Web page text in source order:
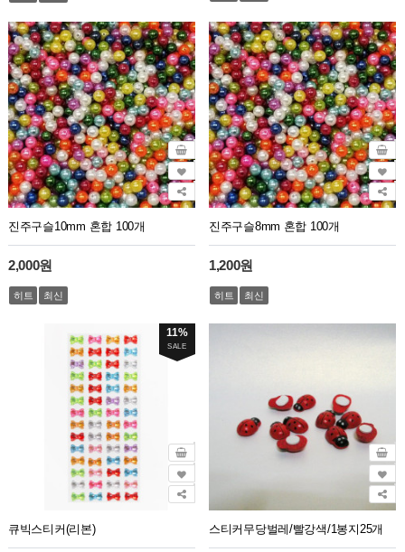
진주구슬10mm 혼합 100개
2,000원
히트 최신
진주구슬8mm 혼합 100개
1,200원
히트 최신
11%
SALE
큐빅스티커(리본) 스티커무당벌레/빨강색/1봉지25개